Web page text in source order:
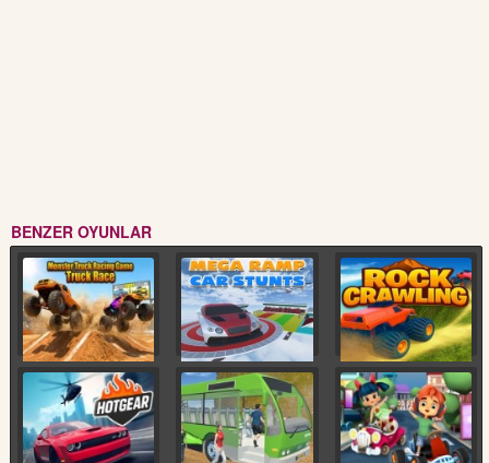
BENZER OYUNLAR
Canavar Kamyon Yarışı
Mega Ramp Araba
Şovları
Kaya Tırmanışı